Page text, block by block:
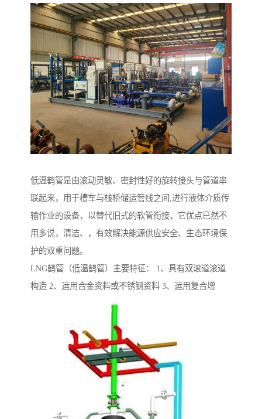
低温鹤管是由滚动灵敏、密封性好的旋转接头与管道串
联起来，用于槽车与栈桥储运管线之间,进行液体介质传
输作业的设备，以替代旧式的软管衔接，它优点已然不
用多说，清洁、，有效解决能源供应安全、生态环境保
护的双重问题。
LNG鹤管（低温鹤管）主要特征： 1、具有双滚道滚道
构造 2、运用合金资料或不锈钢资料 3、运用复合增